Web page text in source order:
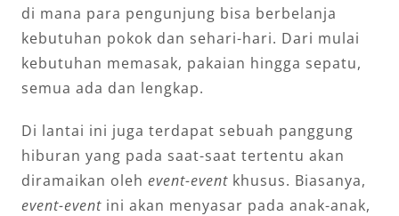
di mana para pengunjung bisa berbelanja
kebutuhan pokok dan sehari-hari. Dari mulai
kebutuhan memasak, pakaian hingga sepatu,
semua ada dan lengkap.
Di lantai ini juga terdapat sebuah panggung
hiburan yang pada saat-saat tertentu akan
diramaikan oleh event-event khusus. Biasanya,
event-event ini akan menyasar pada anak-anak,